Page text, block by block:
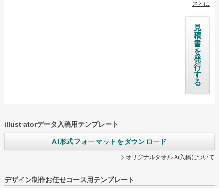
グループサイト
名入れカレンダー製作所
スとは
見
積
書
を
発
行
す
る
illustratorデータ入稿用テンプレート
AI形式フォーマットをダウンロード
オリジナルタオル Ai入稿について
デザイン制作お任せコース用テンプレート